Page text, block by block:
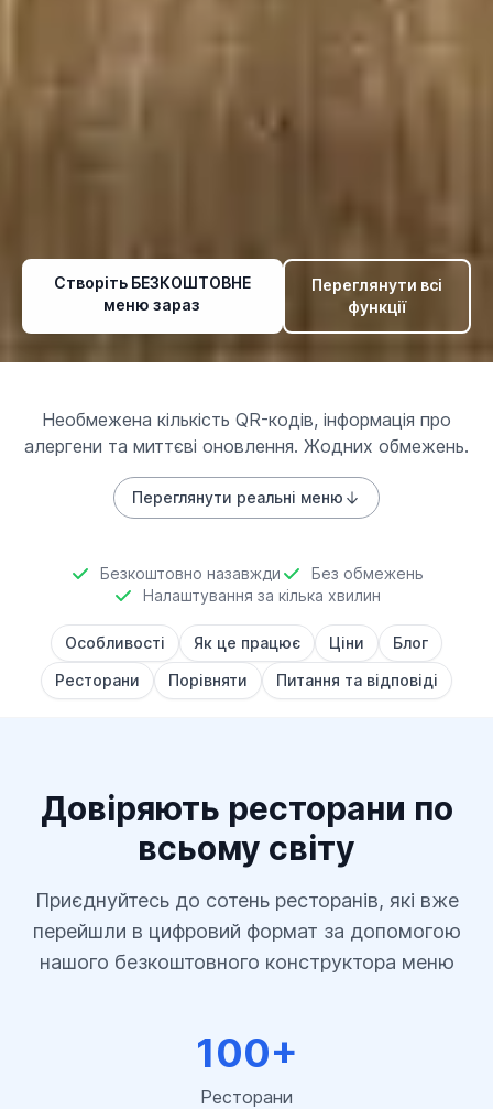
Створіть БЕЗКОШТОВНЕ
меню зараз
Переглянути всі
функції
Необмежена кількість QR-кодів, інформація про
алергени та миттєві оновлення. Жодних обмежень.
Переглянути реальні меню
Безкоштовно назавжди
Без обмежень
Налаштування за кілька хвилин
Особливості Як це працює Ціни
Блог
Ресторани
Порівняти Питання та відповіді
Довіряють ресторани по
всьому світу
Приєднуйтесь до сотень ресторанів, які вже
перейшли в цифровий формат за допомогою
нашого безкоштовного конструктора меню
100+
Ресторани